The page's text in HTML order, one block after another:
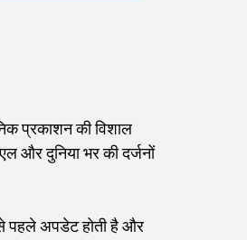
प्रकाशन की विशाल
और दुनिया भर की दर्जनों
से पहले अपडेट होती है और